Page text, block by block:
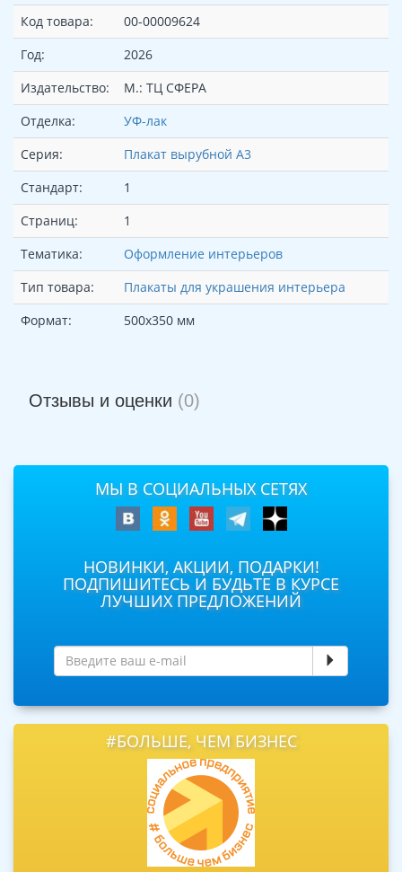
Код товара:
00-00009624
Год:
2026
Издательство:
М.: ТЦ СФЕРА
Отделка:
УФ-лак
Серия:
Плакат вырубной А3
Стандарт:
1
Страниц:
1
Тематика:
Оформление интерьеров
Тип товара:
Плакаты для украшения интерьера
Формат:
500х350 мм
Отзывы и оценки (0)
МЫ В СОЦИАЛЬНЫХ СЕТЯХ
НОВИНКИ, АКЦИИ, ПОДАРКИ!
ПОДПИШИТЕСЬ И БУДЬТЕ В КУРСЕ
ЛУЧШИХ ПРЕДЛОЖЕНИЙ
#БОЛЬШЕ, ЧЕМ БИЗНЕС